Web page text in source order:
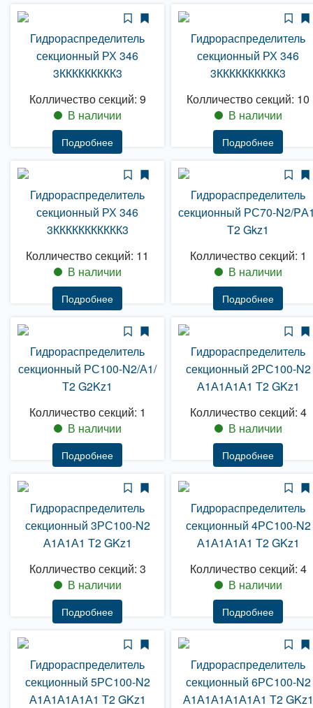
Гидрораспределитель
секционный РХ 346
3ККККККККК3
Колличество секций: 9
В наличии
Подробнее
Гидрораспределитель
секционный РХ 346
3КККККККККК3
Колличество секций: 10
В наличии
Подробнее
Гидрораспределитель
секционный РХ 346
3ККККККККККК3
Колличество секций: 11
В наличии
Подробнее
Гидрораспределитель
секционный РС70-N2/
Т2 Gkz1
Колличество секций: 1
В наличии
Подробнее
Гидрораспределитель
секционный РС100-N2/А1/
Т2 G2Kz1
Колличество секций: 1
В наличии
Подробнее
Гидрораспределитель
секционный 2РС100-N2
А1А1А1А1 Т2 GKz1
Колличество секций: 4
В наличии
Подробнее
Гидрораспределитель
секционный 3РС100-N2
А1А1А1 Т2 GKz1
Колличество секций: 3
В наличии
Подробнее
Гидрораспределитель
секционный 4РС100-N2
А1А1А1А1 Т2 GKz1
Колличество секций: 4
В наличии
Подробнее
Гидрораспределитель
секционный 5РС100-N2
А1А1А1А1А1 Т2 GKz1
Гидрораспределитель
секционный 6РС100-N2
А1А1А1А1А1А1 Т2 GKz1